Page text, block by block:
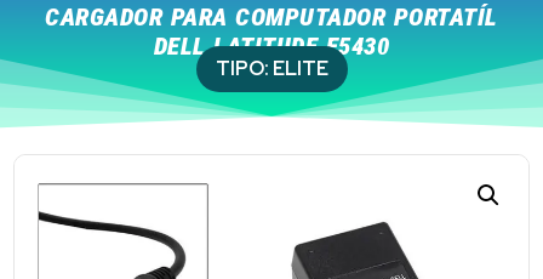
CARGADOR PARA COMPUTADOR PORTATÍL
DELL LATITUDE E5430
TIPO: ELITE